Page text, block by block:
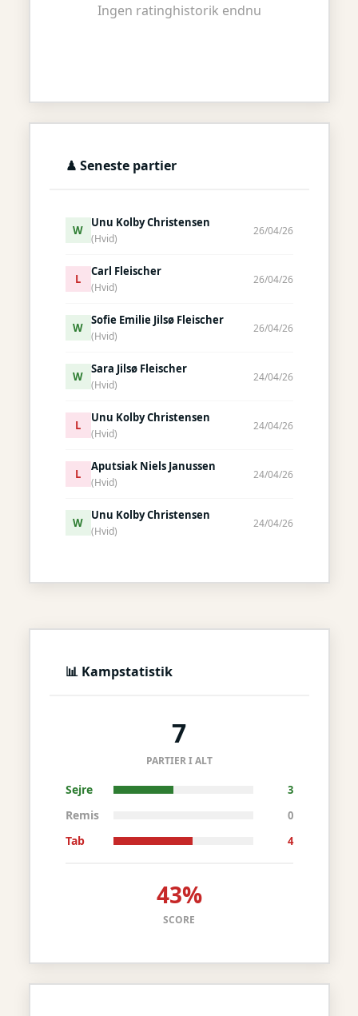
Ingen ratinghistorik endnu
♟ Seneste partier
W
Unu Kolby Christensen
(Hvid)
26/04/26
L
Carl Fleischer
(Hvid)
26/04/26
W
Sofie Emilie Jilsø Fleischer
(Hvid)
26/04/26
W
Sara Jilsø Fleischer
(Hvid)
24/04/26
L
Unu Kolby Christensen
(Hvid)
24/04/26
L
Aputsiak Niels Janussen
(Hvid)
24/04/26
W
Unu Kolby Christensen
(Hvid)
24/04/26
📊 Kampstatistik
7
PARTIER I ALT
Sejre 3
Remis 0
Tab 4
43%
SCORE